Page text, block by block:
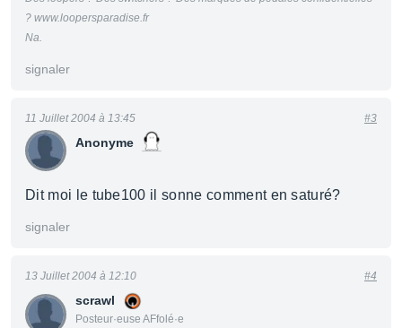
? www.loopersparadise.fr
Na.
signaler
Anonyme
11 Juillet 2004 à 13:45 #3
Dit moi le tube100 il sonne comment en saturé?
signaler
scrawl
Posteur·euse AFfolé·e
13 Juillet 2004 à 12:10 #4